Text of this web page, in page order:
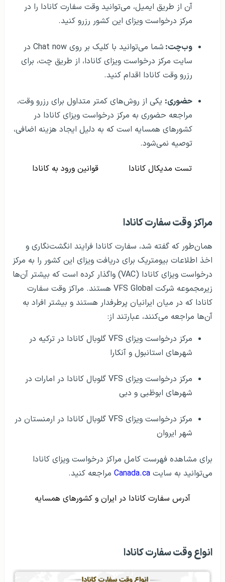
آن از طریق ایمیل، می‌توانید وقت سفارت کانادا را در
مرکز درخواست ویزای این کشور رزرو کنید.
وب‌چت:
شما می‌توانید با کلیک بر روی Chat now در
سایت مرکز درخواست ویزای کانادا، از طریق چت، برای
رزرو وقت کانادا اقدام کنید.
حضوری: یکی از روش‌های کمتر متداول برای رزرو وقت،
مراجعه حضوری به مرکز درخواست ویزای کانادا در
کشورهای همسایه است که به دلیل ایجاد هزینه اضافی،
توصیه نمی‌شود.
تست مدیکال کانادا قوانین ورود به کانادا
مراکز وقت سفارت کانادا
همان‌طور که گفته شد، سفارت کانادا فرایند انگشت‌نگاری و
اخذ اطلاعات بیومتریک برای دریافت ویزای این کشور را به مرکز
درخواست ویزای کانادا (VAC) واگذار کرده است که بیشتر آن‌ها
زیرمجموعه شرکت VFS Global هستند. مراکز وقت سفارت
کانادا که در میان ایرانیان پرطرفدار هستند و بیشتر افراد به
آن‌ها مراجعه می‌کنند، عبارتند از:
مرکز درخواست ویزای VFS گلوبال کانادا در ترکیه در
شهرهای استانبول و آنکارا
مرکز درخواست ویزای VFS گلوبال کانادا در امارات در
شهرهای ابوظبی و دبی
مرکز درخواست ویزای VFS گلوبال کانادا در ارمنستان در
شهر ایروان
برای مشاهده فهرست کامل مراکز درخواست ویزای کانادا
می‌توانید به سایت Canada.ca مراجعه کنید.
آدرس سفارت کانادا در ایران و کشورهای همسایه
انواع وقت سفارت کانادا